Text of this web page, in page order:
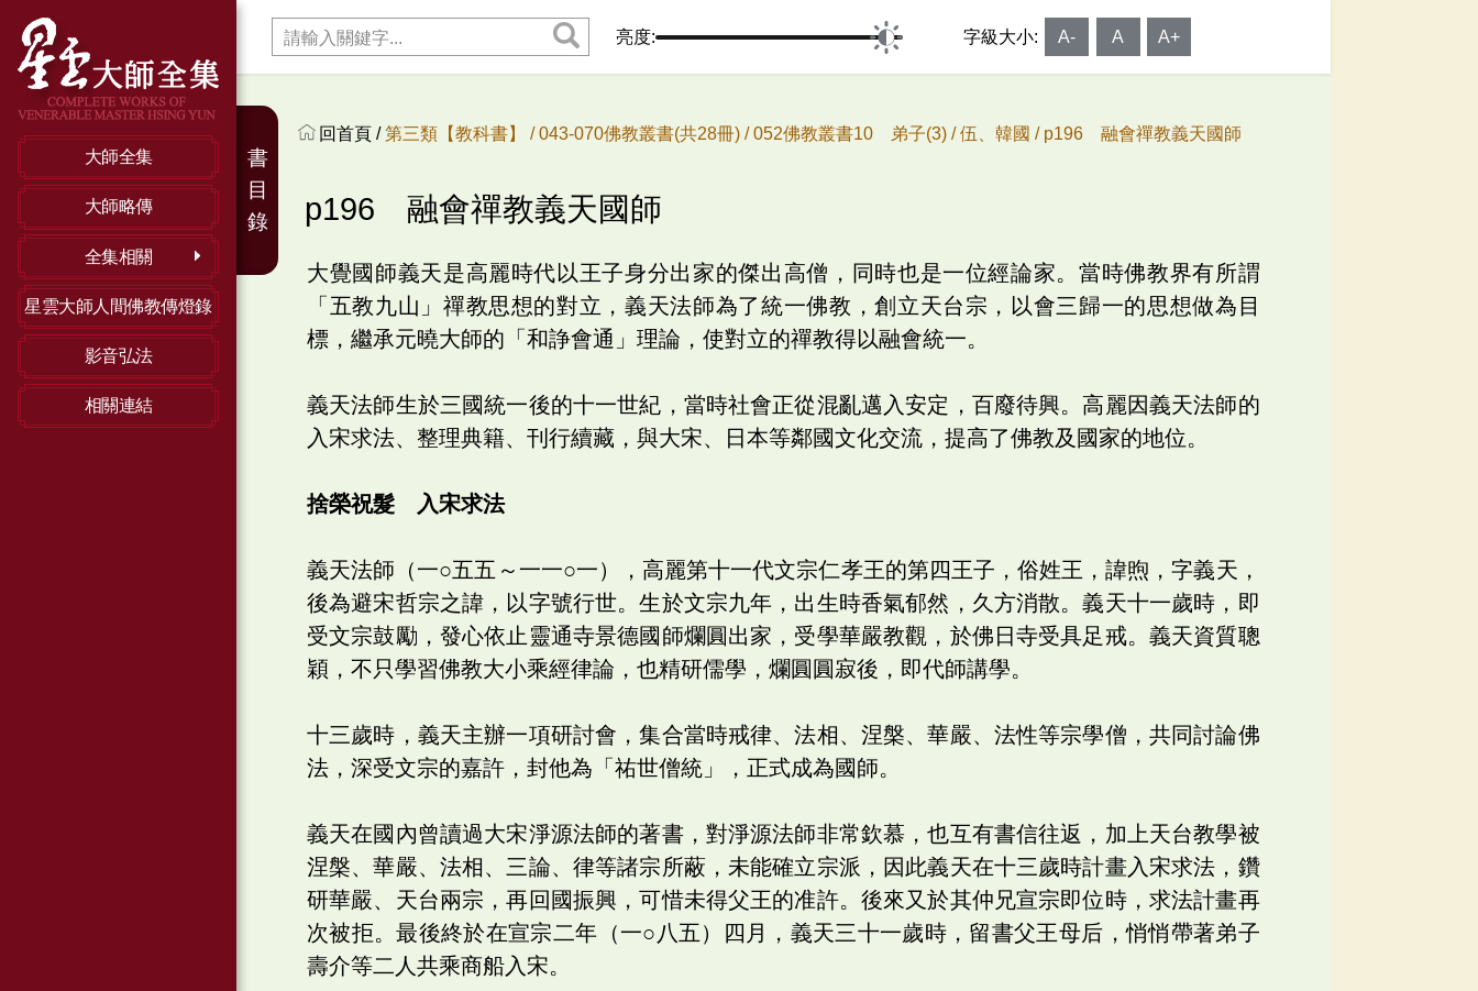
大師全集
大師略傳
全集相關
星雲大師人間佛教傳燈錄
影音弘法
相關連結
亮度: 字級大小: A- A A+
回首頁 /第三類【教科書】 /043-070佛教叢書(共28冊) /052佛教叢書10 弟子(3) /伍、韓國 / p196 融會禪教義天國師
p196 融會禪教義天國師
大覺國師義天是高麗時代以王子身分出家的傑出高僧，同時也是一位經論家。當時佛教界有所謂
「五教九山」禪教思想的對立，義天法師為了統一佛教，創立天台宗，以會三歸一的思想做為目
標，繼承元曉大師的「和諍會通」理論，使對立的禪教得以融會統一。
義天法師生於三國統一後的十一世紀，當時社會正從混亂邁入安定，百廢待興。高麗因義天法師的
入宋求法、整理典籍、刊行續藏，與大宋、日本等鄰國文化交流，提高了佛教及國家的地位。
捨榮祝髮 入宋求法
義天法師（一○五五～一一○一），高麗第十一代文宗仁孝王的第四王子，俗姓王，諱煦，字義天，
後為避宋哲宗之諱，以字號行世。生於文宗九年，出生時香氣郁然，久方消散。義天十一歲時，即
受文宗鼓勵，發心依止靈通寺景德國師爛圓出家，受學華嚴教觀，於佛日寺受具足戒。義天資質聰
穎，不只學習佛教大小乘經律論，也精研儒學，爛圓圓寂後，即代師講學。
十三歲時，義天主辦一項研討會，集合當時戒律、法相、涅槃、華嚴、法性等宗學僧，共同討論佛
法，深受文宗的嘉許，封他為「祐世僧統」，正式成為國師。
義天在國內曾讀過大宋淨源法師的著書，對淨源法師非常欽慕，也互有書信往返，加上天台教學被
涅槃、華嚴、法相、三論、律等諸宗所蔽，未能確立宗派，因此義天在十三歲時計畫入宋求法，鑽
研華嚴、天台兩宗，再回國振興，可惜未得父王的准許。後來又於其仲兄宣宗即位時，求法計畫再
次被拒。最後終於在宣宗二年（一○八五）四月，義天三十一歲時，留書父王母后，悄悄帶著弟子
壽介等二人共乘商船入宋。
書
目
錄